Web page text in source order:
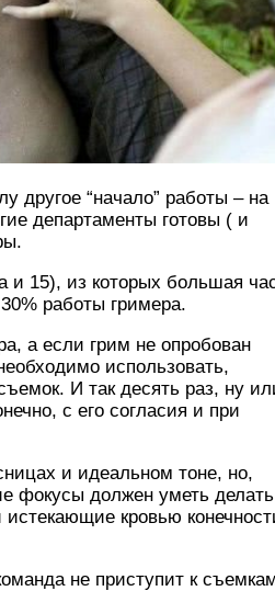
другое “начало” работы – на
департаменты готовы ( и
и 15), из которых большая
работы гримера.
а если грим не опробован
использовать,
И так десять раз, ну
с его согласия и при
и идеальном тоне, но,
фокусы должен уметь делать
кровью
не приступит к